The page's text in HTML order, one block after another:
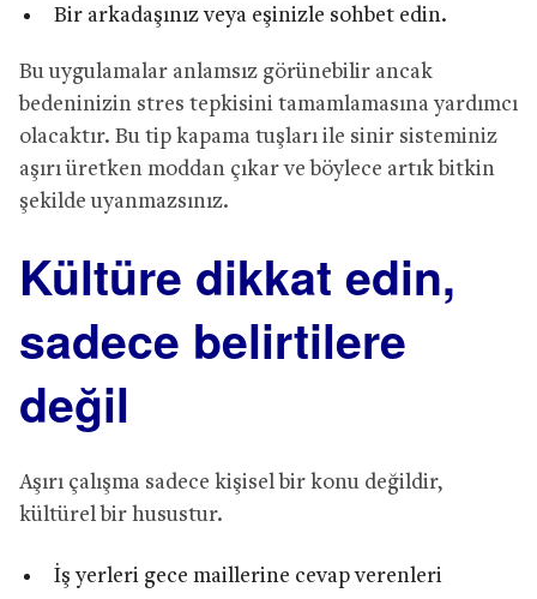
Bir arkadaşınız veya eşinizle sohbet edin.
Bu uygulamalar anlamsız görünebilir ancak
bedeninizin stres tepkisini tamamlamasına yardımcı
olacaktır. Bu tip kapama tuşları ile sinir sisteminiz
aşırı üretken moddan çıkar ve böylece artık bitkin
şekilde uyanmazsınız.
Kültüre dikkat edin,
sadece belirtilere
değil
Aşırı çalışma sadece kişisel bir konu değildir,
kültürel bir husustur.
İş yerleri gece maillerine cevap verenleri